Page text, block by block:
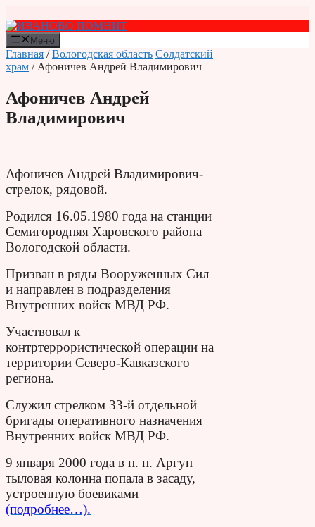
к
содержимому
Меню
Главная /Вологодская область Солдатский
храм / Афоничев Андрей Владимирович
Афоничев Андрей
Владимирович
Афоничев Андрей Владимирович-
стрелок, рядовой.
Родился 16.05.1980 года на станции
Семигородняя Харовского района
Вологодской области.
Призван в ряды Вооруженных Сил
и направлен в подразделения
Внутренних войск МВД РФ.
Участвовал к
контртеррористической операции на
территории Северо-Кавказского
региона.
Служил стрелком 33-й отдельной
бригады оперативного назначения
Внутренних войск МВД РФ.
9 января 2000 года в н. п. Аргун
тыловая колонна попала в засаду,
устроенную боевиками
(подробнее…).